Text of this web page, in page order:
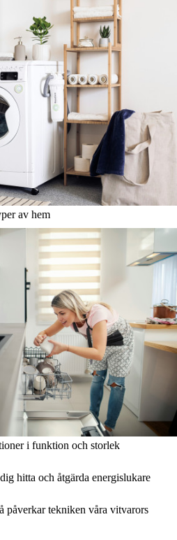
av hem
i funktion och storlek
hitta och åtgärda energislukare
påverkar tekniken våra vitvarors